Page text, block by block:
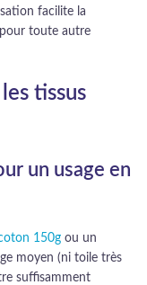
facilite la
toute autre
tissus
un usage en
150g ou un
moyen (ni toile très
suffisamment